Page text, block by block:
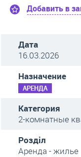
Добавить в
Дата
16.03.2026
Назначение
АРЕНДА
Категория
2-комнатные
Розділ
Аренда - жилье